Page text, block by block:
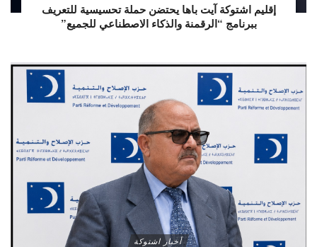
إقليم اشتوكة آيت باها يحتضن حملة تحسيسية للتعريف
ببرنامج “الرقمنة والذكاء الاصطناعي للجميع”
أخبار اشتوكة